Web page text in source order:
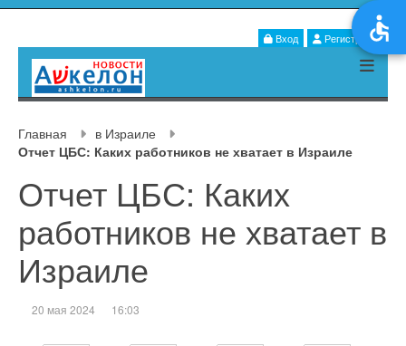
Вход Регистрация
Главная
в Израиле
Отчет ЦБС: Каких работников не хватает в Израиле
Отчет ЦБС: Каких
работников не хватает в
Израиле
20 мая 2024 16:03